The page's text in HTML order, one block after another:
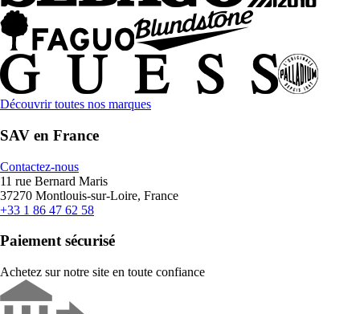
Découvrir toutes nos marques
SAV en France
Contactez-nous
11 rue Bernard Maris
37270 Montlouis-sur-Loire, France
+33 1 86 47 62 58
Paiement sécurisé
Achetez sur notre site en toute confiance